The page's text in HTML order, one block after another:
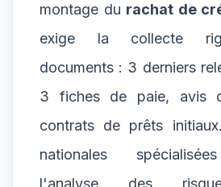
montage du rachat de
exige la collecte
documents : 3 derniers
3 fiches de paie, avis
contrats de prêts
nationales
l'analyse des